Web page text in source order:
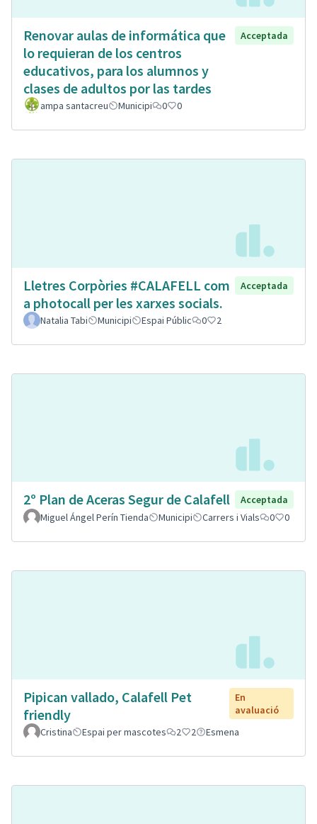
Renovar aulas de informática que
lo requieran de los centros
educativos, para los alumnos y
clases de adultos por las tardes
Acceptada
ampa santacreu Municipi 0 0
Lletres Corpòries #CALAFELL com
a photocall per les xarxes socials.
Acceptada
Natalia Tabi Municipi Espai Públic 0 2
2º Plan de Aceras Segur de Calafell
Acceptada
Miguel Ángel Perín Tienda
Municipi Carrers i Vials 0 0
Pipican vallado, Calafell Pet
friendly
En
avaluació
Cristina
Espai per mascotes 2 2 Esmena